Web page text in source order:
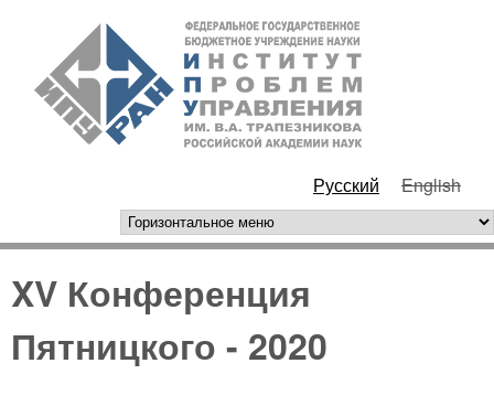
Перейти к основному
содержанию
РАН
Русский English
горизонтальное меню
XV Конференция
Пятницкого - 2020